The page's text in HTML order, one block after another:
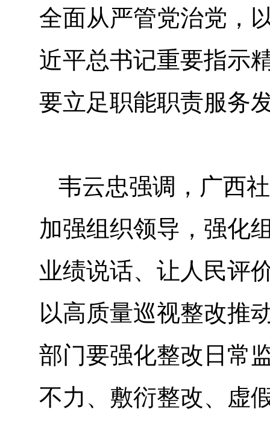
全面从严管党治党，
近平总书记重要指示
要立足职能职责服务
韦云忠强调，广西
加强组织领导，强化
业绩说话、让人民评
以高质量巡视整改推
部门要强化整改日常
不力、敷衍整改、虚